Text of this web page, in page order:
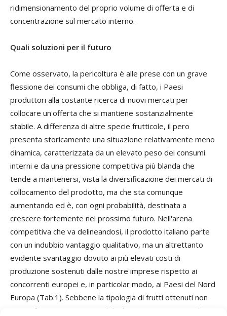
ridimensionamento del proprio volume di offerta e di
concentrazione sul mercato interno.
Quali soluzioni per il futuro
Come osservato, la pericoltura è alle prese con un grave
flessione dei consumi che obbliga, di fatto, i Paesi
produttori alla costante ricerca di nuovi mercati per
collocare un'offerta che si mantiene sostanzialmente
stabile. A differenza di altre specie frutticole, il pero
presenta storicamente una situazione relativamente meno
dinamica, caratterizzata da un elevato peso dei consumi
interni e da una pressione competitiva più blanda che
tende a mantenersi, vista la diversificazione dei mercati di
collocamento del prodotto, ma che sta comunque
aumentando ed è, con ogni probabilità, destinata a
crescere fortemente nel prossimo futuro. Nell'arena
competitiva che va delineandosi, il prodotto italiano parte
con un indubbio vantaggio qualitativo, ma un altrettanto
evidente svantaggio dovuto ai più elevati costi di
produzione sostenuti dalle nostre imprese rispetto ai
concorrenti europei e, in particolar modo, ai Paesi del Nord
Europa (Tab.1). Sebbene la tipologia di frutti ottenuti non
sia perfettamente comparabile, le maggiori rese areiche